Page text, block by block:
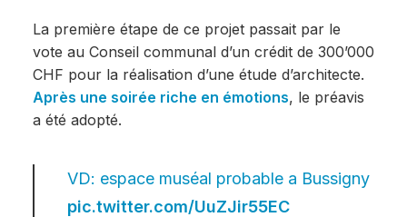
La première étape de ce projet passait par le
vote au Conseil communal d’un crédit de 300’000
CHF pour la réalisation d’une étude d’architecte.
Après une soirée riche en émotions, le préavis
a été adopté.
VD: espace muséal probable a Bussigny
pic.twitter.com/UuZJir55EC